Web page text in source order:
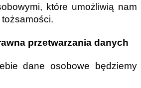
które umożliwią nam
przetwarzania danych
dane osobowe będziemy